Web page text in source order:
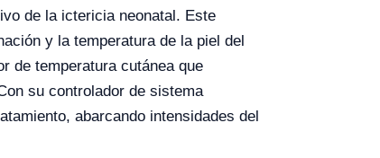
de la ictericia neonatal. Este
y la temperatura de la piel del
de temperatura cutánea que
su controlador de sistema
abarcando intensidades del